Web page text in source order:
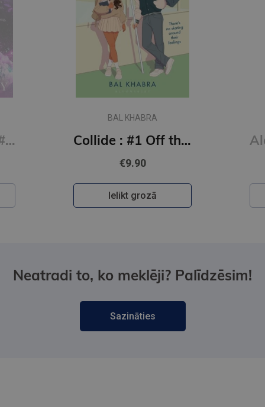
Say You Swear: #1 Boys of Avix series : The smash-hit TikTok sensation
BAL KHABRA
Collide : #1 Off the Ice series
€9.90
Ielikt grozā
Neatradi to, ko meklēji? Palīdzēsim!
Sazināties